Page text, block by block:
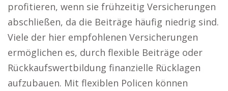
profitieren, wenn sie frühzeitig Versicherungen
abschließen, da die Beiträge häufig niedrig sind.
Viele der hier empfohlenen Versicherungen
ermöglichen es, durch flexible Beiträge oder
Rückkaufswertbildung finanzielle Rücklagen
aufzubauen. Mit flexiblen Policen können